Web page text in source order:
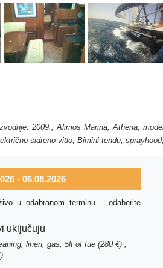
2009., Alimos Marina, Athena,
sidreno vitlo, Bimini tendu,
u odabranom terminu – odaberite
uključuju
linen, gas, 5lt of fue (280 €) ,